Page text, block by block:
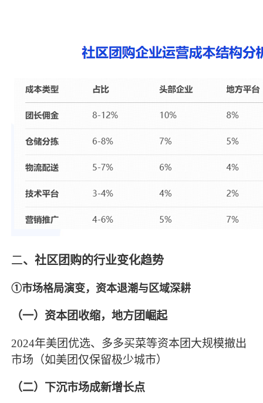
二、社区团购的行业变化趋势
①市场格局演变，资本退潮与区域深耕
（一）资本团收缩，地方团崛起
2024年美团优选、多多买菜等资本团大规模撤出
市场（如美团仅保留极少城市）
（二）下沉市场成新增长点